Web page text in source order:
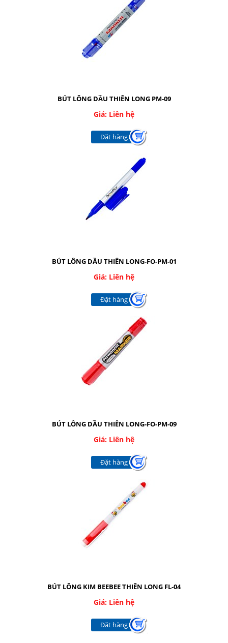
BÚT LÔNG DẦU THIÊN LONG PM-09
Giá: Liên hệ
Đặt hàng
BÚT LÔNG DẦU THIÊN LONG-FO-PM-01
Giá: Liên hệ
Đặt hàng
BÚT LÔNG DẦU THIÊN LONG-FO-PM-09
Giá: Liên hệ
Đặt hàng
BÚT LÔNG KIM BEEBEE THIÊN LONG FL-04
Giá: Liên hệ
Đặt hàng